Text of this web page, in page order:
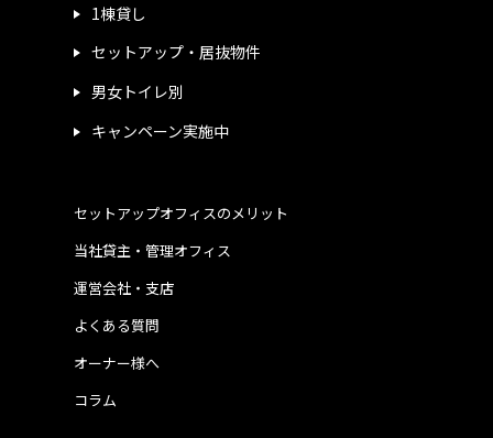
1棟貸し
セットアップ・居抜物件
男女トイレ別
キャンペーン実施中
運営会社・支店
よくある質問
当社貸主・管理オフィス
オーナー様へ
コラム
セットアップオフィスのメリット